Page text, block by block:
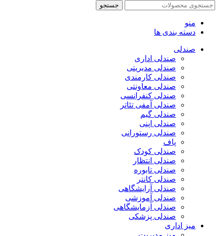
جستجو
منو
دسته بندی ها
صندلی
صندلی اداری
صندلی مدیریتی
صندلی کارمندی
صندلی معاونتی
صندلی کنفرانسی
صندلی آمفی تئاتر
صندلی گیم
صندلی اپنی
صندلی رستورانی
پاف
صندلی کودک
صندلی انتظار
صندلی تابوره
صندلی کانتر
صندلی آرایشگاهی
صندلی آموزشی
صندلی آزمایشگاهی
صندلی پزشکی
میز اداری